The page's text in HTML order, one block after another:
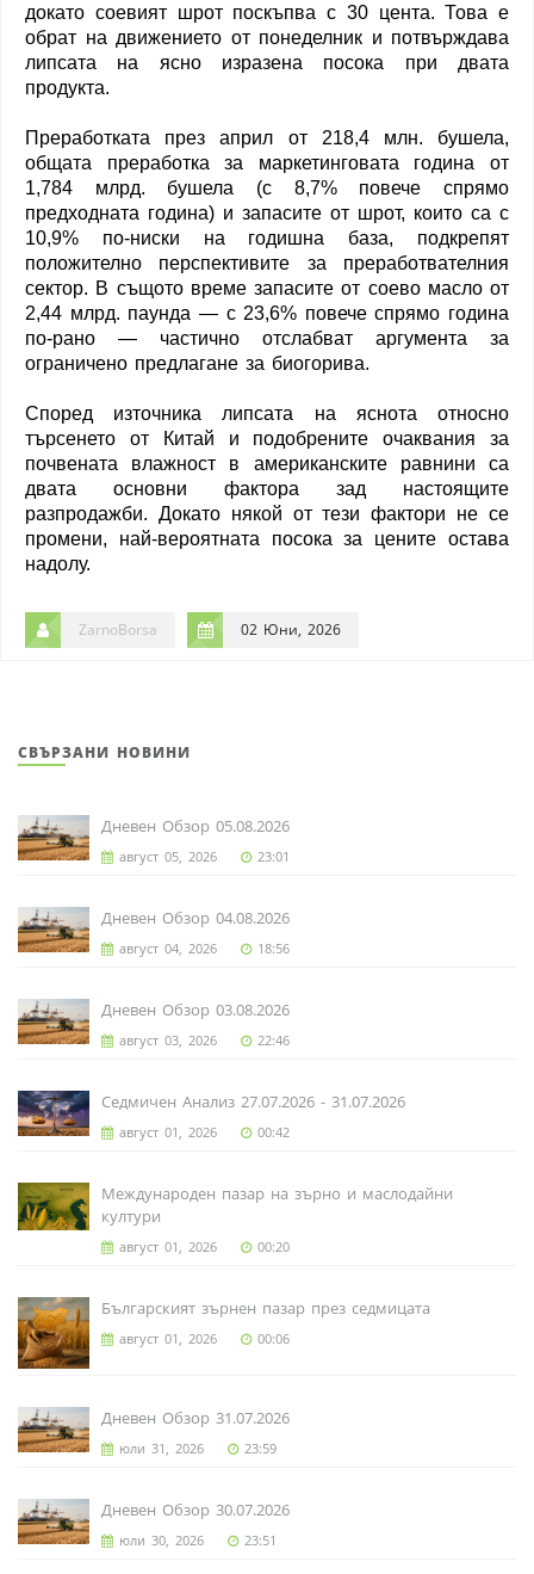
докато соевият шрот поскъпва с 30 цента. Това е
обрат на движението от понеделник и потвърждава
липсата на ясно изразена посока при двата
продукта.
Преработката през април от 218,4 млн. бушела,
общата преработка за маркетинговата година от
1,784 млрд. бушела (с 8,7% повече спрямо
предходната година) и запасите от шрот, които са с
10,9% по-ниски на годишна база, подкрепят
положително перспективите за преработвателния
сектор. В същото време запасите от соево масло от
2,44 млрд. паунда — с 23,6% повече спрямо година
по-рано — частично отслабват аргумента за
ограничено предлагане за биогорива.
Според източника липсата на яснота относно
търсенето от Китай и подобрените очаквания за
почвената влажност в американските равнини са
двата основни фактора зад настоящите
разпродажби. Докато някой от тези фактори не се
промени, най-вероятната посока за цените остава
надолу.
ZarnoBorsa 02 Юни, 2026
СВЪРЗАНИ НОВИНИ
Дневен Обзор 05.08.2026
август 05, 2026 23:01
Дневен Обзор 04.08.2026
август 04, 2026 18:56
Дневен Обзор 03.08.2026
август 03, 2026 22:46
Седмичен Анализ 27.07.2026 - 31.07.2026
август 01, 2026 00:42
Международен пазар на зърно и маслодайни
култури
август 01, 2026 00:20
Българският зърнен пазар през седмицата
август 01, 2026 00:06
Дневен Обзор 31.07.2026
юли 31, 2026 23:59
Дневен Обзор 30.07.2026
юли 30, 2026 23:51